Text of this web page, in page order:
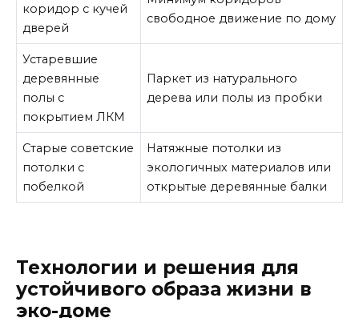
коридор с кучей
дверей
свободное движение по дому
Устаревшие
деревянные
полы с
покрытием ЛКМ
Паркет из натурального
дерева или полы из пробки
Старые советские
потолки с
побелкой
Натяжные потолки из
экологичных материалов или
открытые деревянные балки
Технологии и решения для
устойчивого образа жизни в
эко-доме